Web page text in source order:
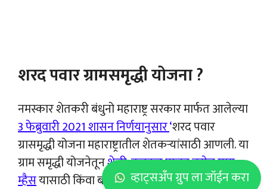
शरद पवार ग्रामसमृद्धी योजना ?
नमस्कार शेतकरी बंधुनो महाराष्ट्र सरकार मार्फत आलेल्या
3 फेब्रुवारी 2021 शासन निर्णयानुसार‘शरद पवार
ग्रासमृद्धी योजना महाराष्ट्रातील शेतकऱ्यांसाठी आणली. या
ग्राम समृद्धी योजनेतूनशेळी, कुक्कुट पालन तसेच गाय –
म्हैसयासाठी किंवा बांधकाम करण्यासाठी अनुदान
व्हाट्सअँप ग्रुप ला जॉईन करा